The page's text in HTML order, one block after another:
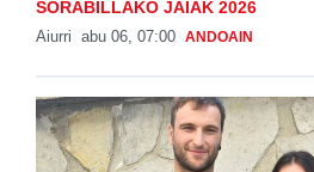
SORABILLAKO JAIAK 2026
Aiurri abu 06, 07:00 ANDOAIN